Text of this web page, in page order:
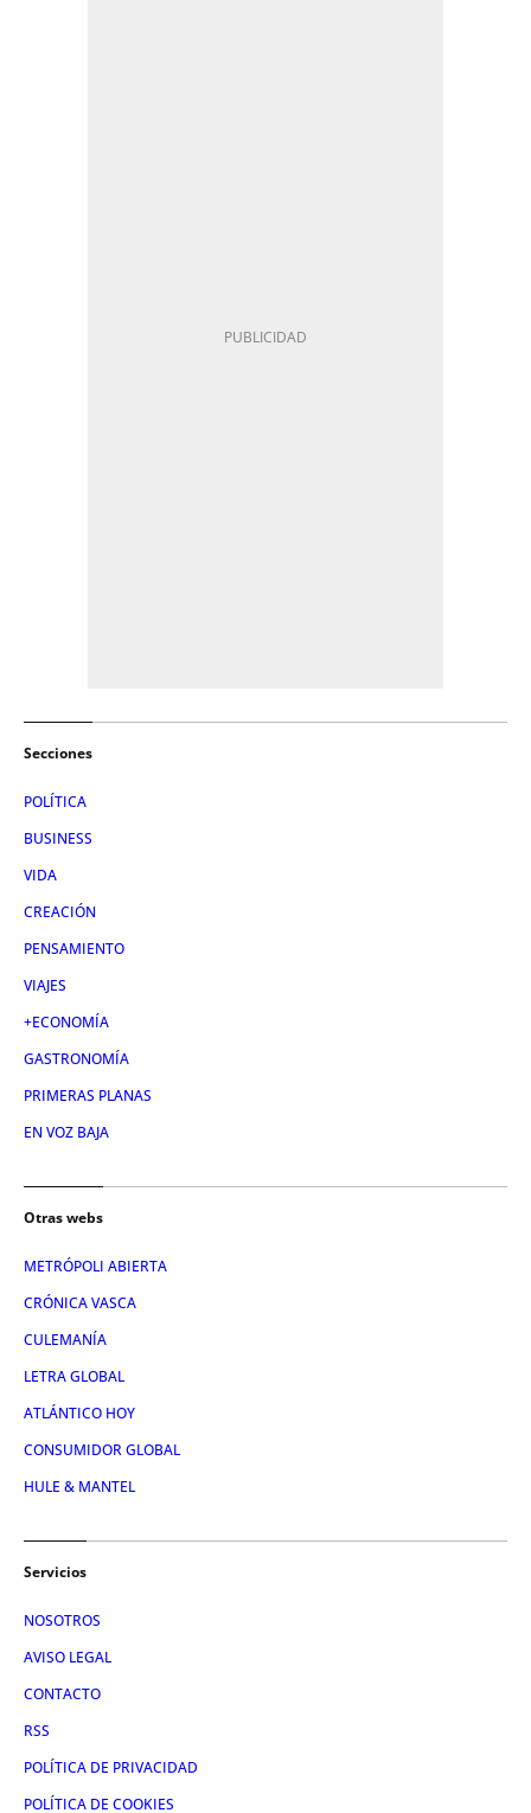
Secciones
POLÍTICA
BUSINESS
VIDA
CREACIÓN
PENSAMIENTO
VIAJES
+ECONOMÍA
GASTRONOMÍA
PRIMERAS PLANAS
EN VOZ BAJA
Otras webs
METRÓPOLI ABIERTA
CRÓNICA VASCA
CULEMANÍA
LETRA GLOBAL
ATLÁNTICO HOY
CONSUMIDOR GLOBAL
HULE & MANTEL
Servicios
NOSOTROS
AVISO LEGAL
CONTACTO
RSS
POLÍTICA DE PRIVACIDAD
POLÍTICA DE COOKIES